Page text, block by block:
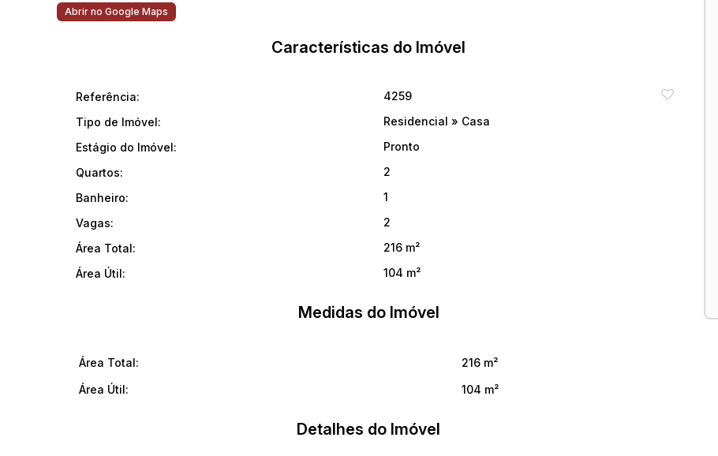
Localização privilegiada, com amplo comércio ao redor e fácil acesso.
Entre em contato para mais informações e agende sua visita.
Abrir no Google Maps
Características do Imóvel
Referência:
4259
Tipo de Imóvel:
Residencial » Casa
Estágio do Imóvel:
Pronto
Quartos:
2
Banheiro:
1
Vagas:
2
Área Total:
216 m²
Área Útil:
104 m²
Medidas do Imóvel
Área Total:
216 m²
Área Útil:
104 m²
Detalhes do Imóvel